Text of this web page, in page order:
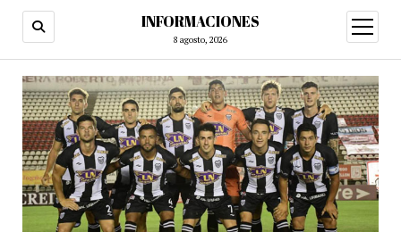
INFORMACIONES
8 agosto, 2026
abrir
menú